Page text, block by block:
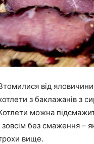
від
з баклажанів з
можна
зовсім без смаження –
вище.